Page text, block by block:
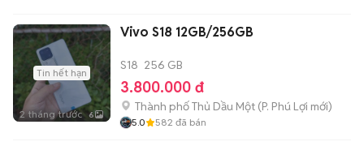
Tin hết hạn
2 tháng trước 6
Vivo S18 12GB/256GB
S18 256 GB
3.800.000 đ
Thành phố Thủ Dầu Một (P. Phú Lợi mới)
5.0 582 đã bán